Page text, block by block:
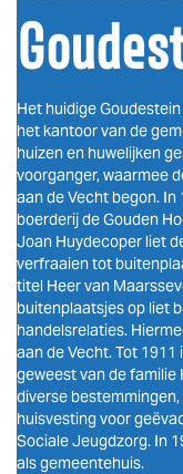
Het huidige
het kantoor van de
huizen en huwelijken
voorganger, waarmee
aan de Vecht begon.
boerderij de Gouden
Joan Huydecoper liet
verfraaien tot
titel Heer van
buitenplaatsjes op liet
handelsrelaties.
aan de Vecht. Tot
geweest van de familie
diverse
huisvesting voor
Sociale Jeugdzorg. In
als gemeentehuis.